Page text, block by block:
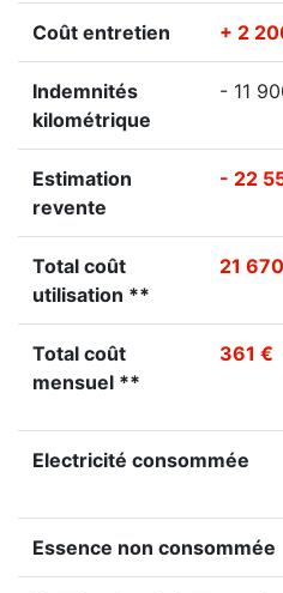
Coût entretien + 2
Indemnités
kilométrique
- 11
Estimation
revente
- 22
Total coût
utilisation **
21
Total coût
mensuel **
361 €
Electricité consommée
Essence non consommée